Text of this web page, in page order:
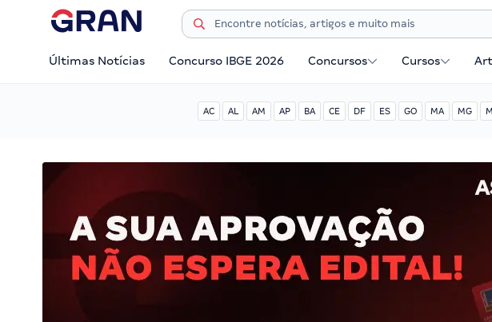
Últimas Notícias Concurso IBGE 2026 Concursos Cursos
AC AL AM AP BA CE DF ES GO MA MG